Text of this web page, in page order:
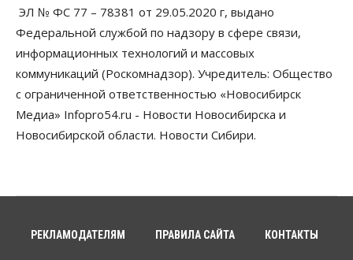
Власть
Школы, библиотеки, пешеходные тротуары:
депутаты Госдумы контролируют работы на
социальных объектах
07 Августа 2026, 12:35
Общество
Синоптики рассказали о погоде в Новосибирске
на выходных
07 Августа 2026, 12:00
Жители Новосибирска смогут добровольно
ЭЛ № ФС 77 – 78381 от 29.05.2020 г, выдано
Федеральной службой по надзору в сфере связи,
информационных технологий и массовых
коммуникаций (Роскомнадзор). Учредитель: Общество
с ограниченной ответственностью «Новосибирск
Медиа» Infopro54.ru - Новости Новосибирска и
Новосибирской области. Новости Сибири.
РЕКЛАМОДАТЕЛЯМ ПРАВИЛА САЙТА КОНТАКТЫ